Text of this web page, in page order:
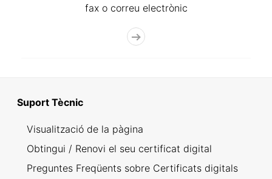
fax o correu electrònic
Suport Tècnic
Visualització de la pàgina
Obtingui / Renovi el seu certificat digital
Preguntes Freqüents sobre Certificats digitals